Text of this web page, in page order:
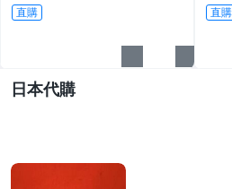
直購 直購
日本代購